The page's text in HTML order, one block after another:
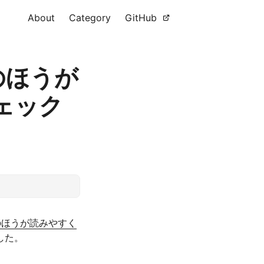
About Category GitHub
うが
ック
うが読みやすく
。